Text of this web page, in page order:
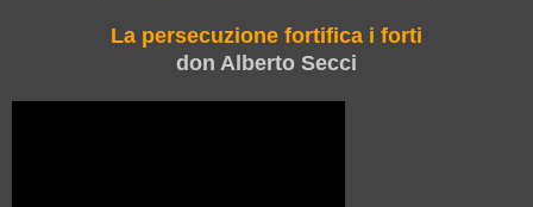
La persecuzione fortifica i forti
don Alberto Secci